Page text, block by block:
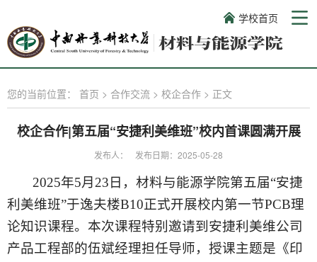
学校首页
您的当前位置： 首页 > 合作交流 > 校企合作 > 正文
校企合作|第五届“安捷利美维班”校内首课圆满开展
发布人： 发布日期：2025-05-28
2025年5月23日，材料与能源学院第五届“安捷
利美维班”于逸夫楼B10正式开展校内第一节PCB理
论知识课程。本次课程特别邀请到安捷利美维公司
产品工程部的伍斌经理担任导师，授课主题是 《印